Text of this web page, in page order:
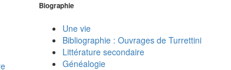
Biographie
Une vie
Bibliographie : Ouvrages de Turrettini
Littérature secondaire
Généalogie